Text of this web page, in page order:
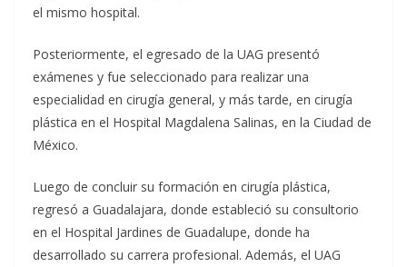
el mismo hospital.
Posteriormente, el egresado de la UAG presentó
exámenes y fue seleccionado para realizar una
especialidad en cirugía general, y más tarde, en cirugía
plástica en el Hospital Magdalena Salinas, en la Ciudad de
México.
Luego de concluir su formación en cirugía plástica,
regresó a Guadalajara, donde estableció su consultorio
en el Hospital Jardines de Guadalupe, donde ha
desarrollado su carrera profesional. Además, el UAG